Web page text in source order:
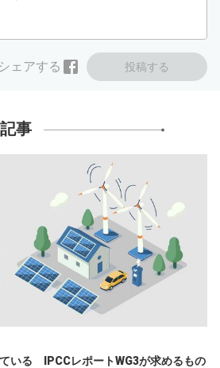
投稿する
シェアする
事
いる　IPCCレポートWG3が求めるもの